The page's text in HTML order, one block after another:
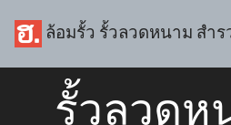
ล้อมรั้ว รั้วลวดหนาม สำ
รั้วลวดห